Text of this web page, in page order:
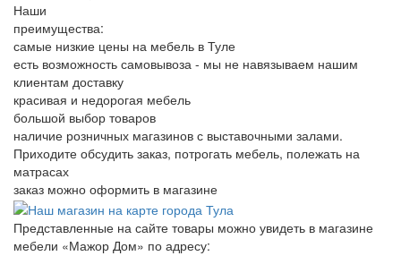
Наши
преимущества:
самые низкие цены на мебель в Туле
есть возможность самовывоза - мы не навязываем нашим
клиентам доставку
красивая и недорогая мебель
большой выбор товаров
наличие розничных магазинов с выставочными залами.
Приходите обсудить заказ, потрогать мебель, полежать на
матрасах
заказ можно оформить в магазине
Представленные на сайте товары можно увидеть в магазине
мебели «Мажор Дом» по адресу: